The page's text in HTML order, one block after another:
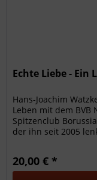
Echte Liebe - Ein
Hans-Joachim
Leben mit dem BVB
Spitzenclub
der ihn seit 2005
20,00 € *